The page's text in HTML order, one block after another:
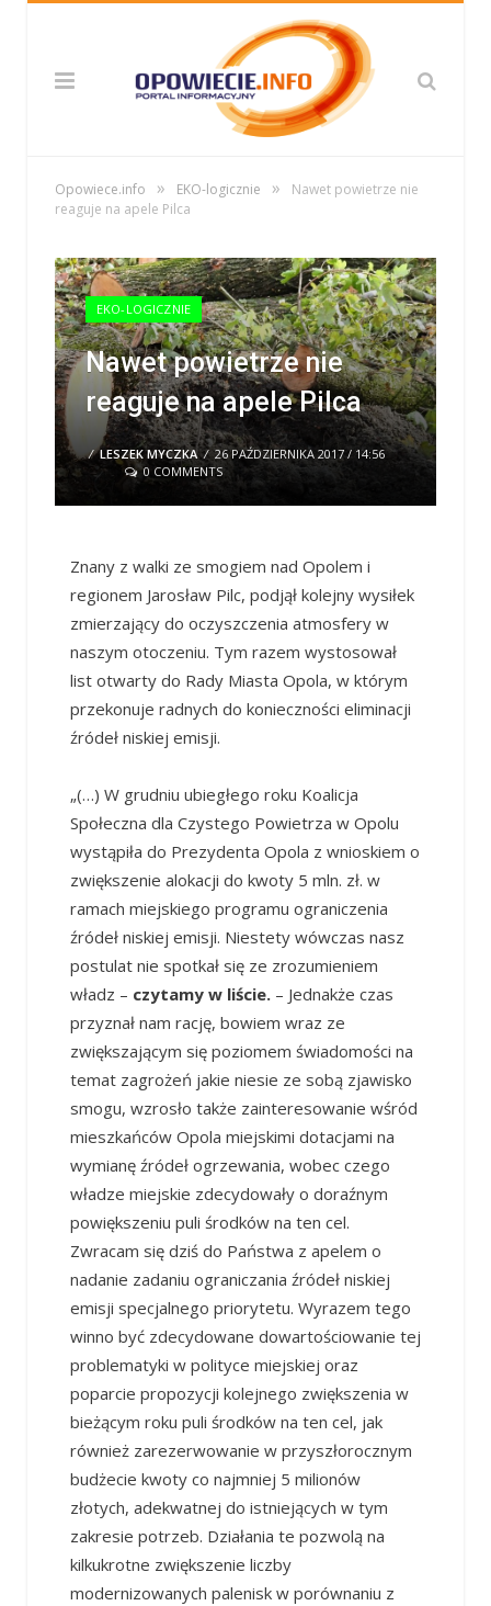
Opowiece.info » EKO-logicznie »
Nawet powietrze nie
reaguje na apele Pilca
EKO-LOGICZNIE
Nawet powietrze nie
reaguje na apele Pilca
/ LESZEK MYCZKA / 26 PAŹDZIERNIKA 2017 / 14:56
0 COMMENTS
Znany z walki ze smogiem nad Opolem i
regionem Jarosław Pilc, podjął kolejny wysiłek
zmierzający do oczyszczenia atmosfery w
naszym otoczeniu. Tym razem wystosował
list otwarty do Rady Miasta Opola, w którym
przekonuje radnych do konieczności eliminacji
źródeł niskiej emisji.
„(…) W grudniu ubiegłego roku Koalicja
Społeczna dla Czystego Powietrza w Opolu
wystąpiła do Prezydenta Opola z wnioskiem o
zwiększenie alokacji do kwoty 5 mln. zł. w
ramach miejskiego programu ograniczenia
źródeł niskiej emisji. Niestety wówczas nasz
postulat nie spotkał się ze zrozumieniem
władz – czytamy w liście.– Jednakże czas
przyznał nam rację, bowiem wraz ze
zwiększającym się poziomem świadomości na
temat zagrożeń jakie niesie ze sobą zjawisko
smogu, wzrosło także zainteresowanie wśród
mieszkańców Opola miejskimi dotacjami na
wymianę źródeł ogrzewania, wobec czego
władze miejskie zdecydowały o doraźnym
powiększeniu puli środków na ten cel.
Zwracam się dziś do Państwa z apelem o
nadanie zadaniu ograniczania źródeł niskiej
emisji specjalnego priorytetu. Wyrazem tego
winno być zdecydowane dowartościowanie tej
problematyki w polityce miejskiej oraz
poparcie propozycji kolejnego zwiększenia w
bieżącym roku puli środków na ten cel, jak
również zarezerwowanie w przyszłorocznym
budżecie kwoty co najmniej 5 milionów
złotych, adekwatnej do istniejących w tym
zakresie potrzeb. Działania te pozwolą na
kilkukrotne zwiększenie liczby
modernizowanych palenisk w porównaniu z